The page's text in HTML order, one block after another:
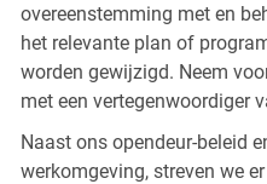
overeenstemming met en
het relevante plan of
worden gewijzigd. Neem
met een vertegenwoordiger
Naast ons opendeur-beleid
werkomgeving, streven we